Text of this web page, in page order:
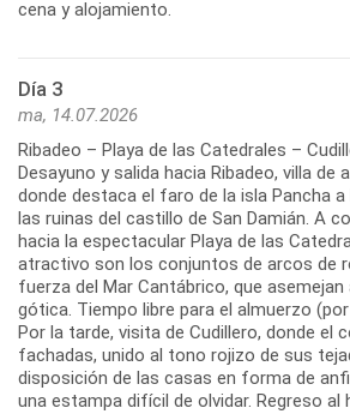
Día 3
ma, 14.07.2026
Ribadeo – Playa de las Catedrales –
Desayuno y salida hacia Ribadeo, villa de
donde destaca el faro de la isla Pancha
las ruinas del castillo de San Damián. A
hacia la espectacular Playa de las
atractivo son los conjuntos de arcos de
fuerza del Mar Cantábrico, que asemejan
gótica. Tiempo libre para el almuerzo
Por la tarde, visita de Cudillero, donde el
fachadas, unido al tono rojizo de sus
disposición de las casas en forma de
una estampa difícil de olvidar. Regreso al